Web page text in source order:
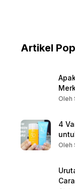
Artikel
Oleh
4
Oleh